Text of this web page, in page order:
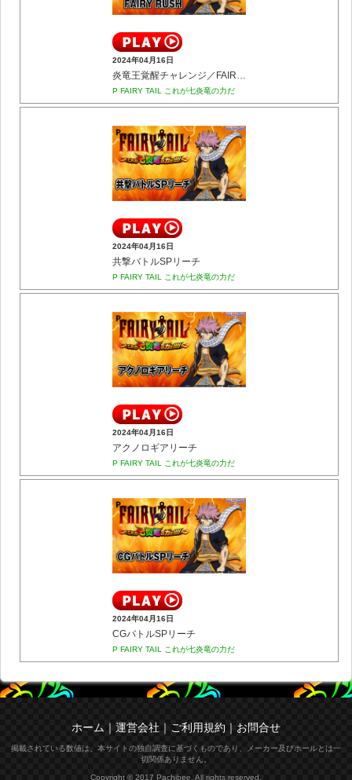
2024年04月16日
炎竜王覚醒チャレンジ／FAIRY RUSH
P FAIRY TAIL これが七炎竜の力だ
2024年04月16日
共撃バトルSPリーチ
P FAIRY TAIL これが七炎竜の力だ
2024年04月16日
アクノロギアリーチ
P FAIRY TAIL これが七炎竜の力だ
2024年04月16日
CGバトルSPリーチ
P FAIRY TAIL これが七炎竜の力だ
ホーム ｜ 運営会社 ｜ ご利用規約 ｜ お問合せ
掲載されている数値は、本サイトの独自調査に基づくものであり、メーカー及びホールとは一
切関係ありません。
Copyright © 2017 Pachibee. All rights reserved.